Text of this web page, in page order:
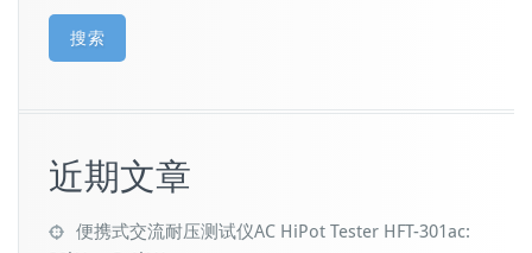
搜索
近期文章
便携式交流耐压测试仪AC HiPot Tester HFT-301ac: